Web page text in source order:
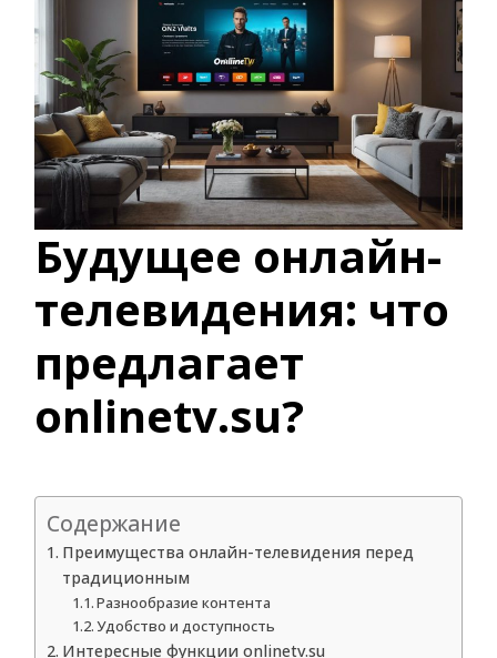
Будущее онлайн-
телевидения: что
предлагает
onlinetv.su?
Содержание
Преимущества онлайн-телевидения перед
традиционным
Разнообразие контента
Удобство и доступность
Интересные функции onlinetv.su